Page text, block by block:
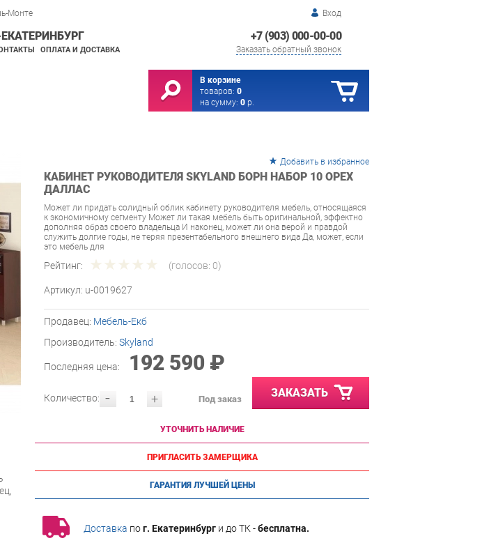
Монте Вход
+7 (903) 000-00-00
Заказать обратный звонок
ОПЛАТА И ДОСТАВКА
В корзине
товаров: 0
на сумму: 0 р.
Добавить в избранное
КАБИНЕТ РУКОВОДИТЕЛЯ SKYLAND БОРН НАБОР 10 ОРЕХ
ДАЛЛАС
Может ли придать солидный облик кабинету руководителя мебель, относящаяся
к экономичному сегменту Может ли такая мебель быть оригинальной, эффектно
дополняя образ своего владельца И наконец, может ли она верой и правдой
служить долгие годы, не теряя презентабельного внешнего вида Да, может, если
это мебель для
Рейтинг: (голосов: 0)
Артикул: u-0019627
Продавец: Мебель-Екб
Производитель: Skyland
Последняя цена: 192 590 ₽
- +
Количество: Под заказ ЗАКАЗАТЬ
УТОЧНИТЬ НАЛИЧИЕ
ПРИГЛАСИТЬ ЗАМЕРЩИКА
ГАРАНТИЯ ЛУЧШЕЙ ЦЕНЫ
Доставка пог. Екатеринбург и до ТК -бесплатна.